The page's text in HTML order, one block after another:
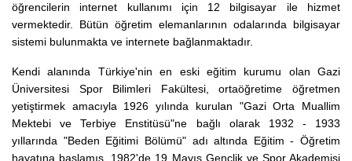
öğrencilerin internet kullanımı için 12 bilgisayar ile hizmet
vermektedir. Bütün öğretim elemanlarının odalarında bilgisayar
sistemi bulunmakta ve internete bağlanmaktadır.
Kendi alanında Türkiye'nin en eski eğitim kurumu olan Gazi
Üniversitesi Spor Bilimleri Fakültesi, ortaöğretime öğretmen
yetiştirmek amacıyla 1926 yılında kurulan "Gazi Orta Muallim
Mektebi ve Terbiye Enstitüsü"ne bağlı olarak 1932 - 1933
yıllarında "Beden Eğitimi Bölümü" adı altında Eğitim - Öğretim
hayatına başlamış, 1982'de 19 Mayıs Gençlik ve Spor Akademisi